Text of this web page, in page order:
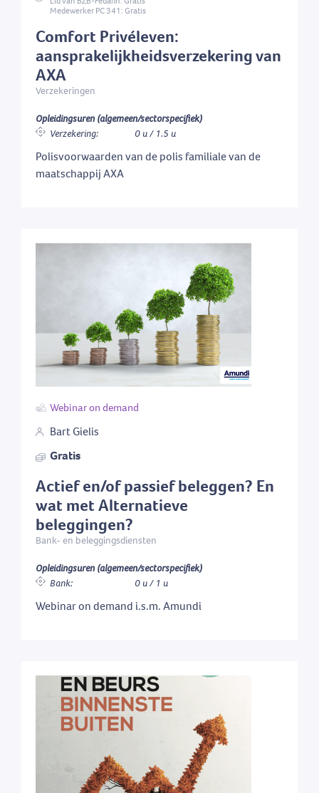
Comfort Privéleven:
aansprakelijkheidsverzekering van
AXA
Verzekeringen
Opleidingsuren (algemeen/sectorspecifiek)
Verzekering:
0 u / 1.5 u
Polisvoorwaarden van de polis familiale van de
maatschappij AXA
Medewerker PC 341: Gratis
Actief en/of passief beleggen? En
wat met Alternatieve
beleggingen?
Bank- en beleggingsdiensten
Opleidingsuren (algemeen/sectorspecifiek)
Bank:
0 u / 1 u
Webinar on demand i.s.m. Amundi
Webinar on demand
Bart Gielis
Gratis